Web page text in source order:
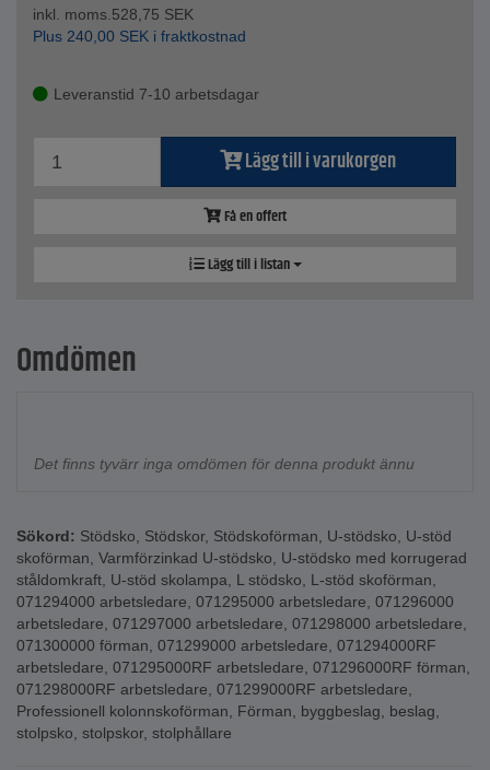
inkl. moms.528,75 SEK
Plus 240,00 SEK i fraktkostnad
Leveranstid 7-10 arbetsdagar
Lägg till i varukorgen
Få en offert
Lägg till i listan
Omdömen
Det finns tyvärr inga omdömen för denna produkt ännu
Sökord: Stödsko, Stödskor, Stödskoförman, U-stödsko, U-stöd
skoförman, Varmförzinkad U-stödsko, U-stödsko med korrugerad
ståldomkraft, U-stöd skolampa, L stödsko, L-stöd skoförman,
071294000 arbetsledare, 071295000 arbetsledare, 071296000
arbetsledare, 071297000 arbetsledare, 071298000 arbetsledare,
071300000 förman, 071299000 arbetsledare, 071294000RF
arbetsledare, 071295000RF arbetsledare, 071296000RF förman,
071298000RF arbetsledare, 071299000RF arbetsledare,
Professionell kolonnskoförman, Förman, byggbeslag, beslag,
stolpsko, stolpskor, stolphållare